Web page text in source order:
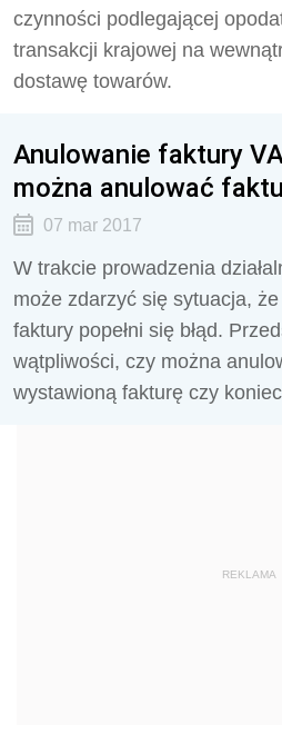
czynności podlegającej
transakcji krajowej na
dostawę towarów.
Anulowanie faktury
można anulować
07 mar 2017
W trakcie prowadzenia
może zdarzyć się sytuacja,
faktury popełni się błąd.
wątpliwości, czy można
wystawioną fakturę czy
REKLAMA